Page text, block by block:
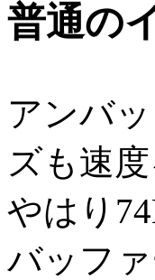
普通の
アンバ
ズも速
やはり
バッフ